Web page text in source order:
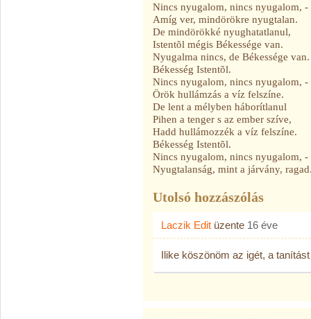
Nincs nyugalom, nincs nyugalom, -
Amíg ver, mindörökre nyugtalan.
De mindörökké nyughatatlanul,
Istentõl mégis Békessége van.
Nyugalma nincs, de Békessége van.
Békesség Istentõl.
Nincs nyugalom, nincs nyugalom, -
Örök hullámzás a víz felszíne.
De lent a mélyben háborítlanul
Pihen a tenger s az ember szíve,
Hadd hullámozzék a víz felszíne.
Békesség Istentõl.
Nincs nyugalom, nincs nyugalom, -
Nyugtalanság, mint a járvány,
Utolsó hozzászólás
Laczik Edit üzente 16 éve
Ilike köszönöm az igét, a